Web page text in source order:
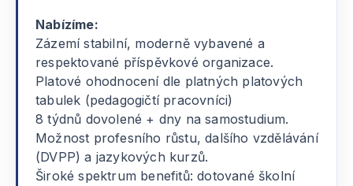
Nabízíme:
Zázemí stabilní, moderně vybavené a
respektované příspěvkové organizace.
Platové ohodnocení dle platných platových
tabulek (pedagogičtí pracovníci)
8 týdnů dovolené + dny na samostudium.
Možnost profesního růstu, dalšího vzdělávání
(DVPP) a jazykových kurzů.
Široké spektrum benefitů: dotované školní